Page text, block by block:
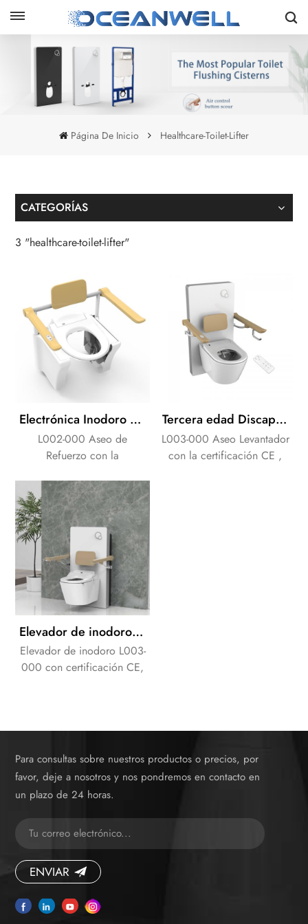
Página De Inicio Healthcare-Toilet-Lifter
CATEGORÍAS
3 "healthcare-toilet-lifter"
Electrónica Inodoro asiento de seguridad para Agedcare Movilidad profesional
L002-000 Aseo de
Refuerzo con la
ascensor para ayudar a
Edad personas con
Discapacidad standup
fácilmente !
Tercera edad Discapacitados equipamiento Sanitario, Inodoro Eléctrico Elevador
L003-000 Aseo Levantador
con la certificación CE ,
Elevador de inodoro eléctrico para cuidado de personas mayores con diseño de fácil acceso
Elevador de inodoro L003-
000 con certificación CE,
levantarse fácilmente.
Para consultas sobre nuestros productos o precios, por
favor, deje a nosotros y nos pondremos en contacto en
un plazo de 24 horas.
ENVIAR